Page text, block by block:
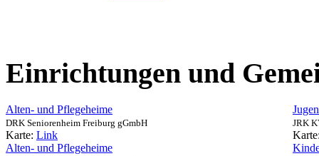
Einrichtungen und
Alten- und Pflegeheime
DRK Seniorenheim Freiburg gGmbH
Karte: Link
JRK
Alten- und Pflegeheime